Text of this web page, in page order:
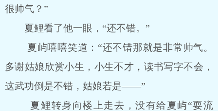
很帅气？”
夏鲤看了他一眼，“还不错。”
夏屿嘻嘻笑道：“还不错那就是非常帅气。
多谢姑娘欣赏小生，小生不才，读书写字不会，
这武功倒是不错，姑娘若是――”
夏鲤转身向楼上走去，没有给夏屿“耍流